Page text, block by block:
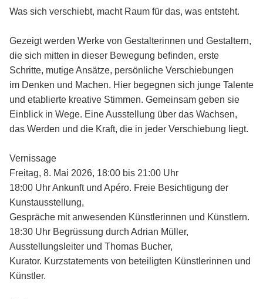
Was sich verschiebt, macht Raum für das, was entsteht.
Gezeigt werden Werke von Gestalterinnen und Gestaltern,
die sich mitten in dieser Bewegung befinden, erste
Schritte, mutige Ansätze, persönliche Verschiebungen
im Denken und Machen. Hier begegnen sich junge Talente
und etablierte kreative Stimmen. Gemeinsam geben sie
Einblick in Wege. Eine Ausstellung über das Wachsen,
das Werden und die Kraft, die in jeder Verschiebung liegt.
Vernissage
Freitag, 8. Mai 2026, 18:00 bis 21:00 Uhr
18:00 Uhr Ankunft und Apéro. Freie Besichtigung der
Kunstausstellung,
Gespräche mit anwesenden Künstlerinnen und Künstlern.
18:30 Uhr Begrüssung durch Adrian Müller,
Ausstellungsleiter und Thomas Bucher,
Kurator. Kurzstatements von beteiligten Künstlerinnen und
Künstler.